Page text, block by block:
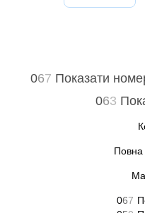
067 Показати
063
Повна
067